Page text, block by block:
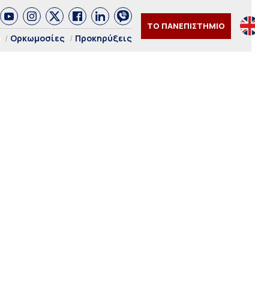
Ορκωμοσίες Προκηρύξεις
ΤΟ ΠΑΝΕΠΙΣΤΗΜΙΟ